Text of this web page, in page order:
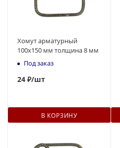
Хомут арматурный
100х150 мм толщина 8 мм
Под заказ
24 ₽/шт
В КОРЗИНУ